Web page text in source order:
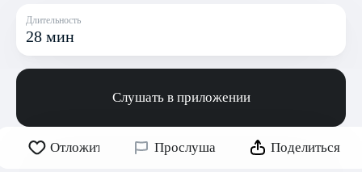
Длительность
28 мин
Слушать в приложении
Отложить Прослушано Поделиться